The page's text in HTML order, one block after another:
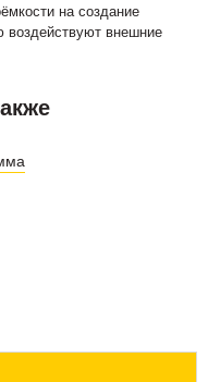
на создание
воздействуют внешние